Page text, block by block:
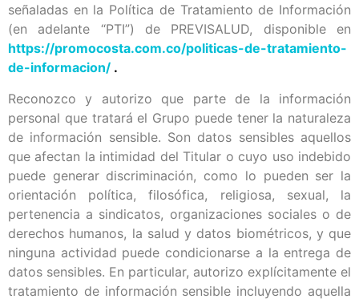
señaladas en la Política de Tratamiento de Información
(en adelante “PTI”) de PREVISALUD, disponible en
https://promocosta.com.co/politicas-de-tratamiento-
de-informacion/ .
Reconozco y autorizo que parte de la información
personal que tratará el Grupo puede tener la naturaleza
de información sensible. Son datos sensibles aquellos
que afectan la intimidad del Titular o cuyo uso indebido
puede generar discriminación, como lo pueden ser la
orientación política, filosófica, religiosa, sexual, la
pertenencia a sindicatos, organizaciones sociales o de
derechos humanos, la salud y datos biométricos, y que
ninguna actividad puede condicionarse a la entrega de
datos sensibles. En particular, autorizo explícitamente el
tratamiento de información sensible incluyendo aquella